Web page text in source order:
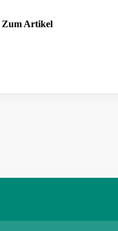
Zum Artikel